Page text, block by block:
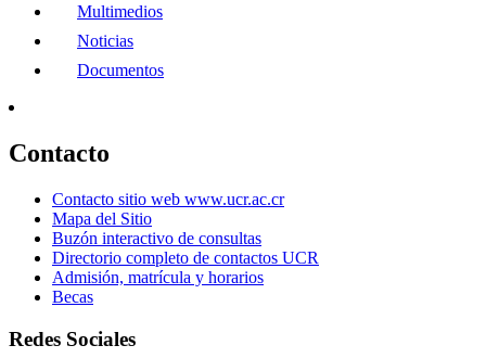
Multimedios
Noticias
Documentos
Contacto
Contacto sitio web www.ucr.ac.cr
Mapa del Sitio
Buzón interactivo de consultas
Directorio completo de contactos UCR
Admisión, matrícula y horarios
Becas
Redes Sociales